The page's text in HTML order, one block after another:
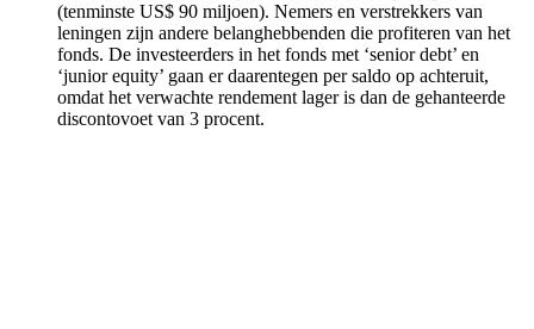
(tenminste US$ 90 miljoen). Nemers en verstrekkers van
leningen zijn andere belanghebbenden die profiteren van het
fonds. De investeerders in het fonds met ‘senior debt’ en
‘junior equity’ gaan er daarentegen per saldo op achteruit,
omdat het verwachte rendement lager is dan de gehanteerde
discontovoet van 3 procent.